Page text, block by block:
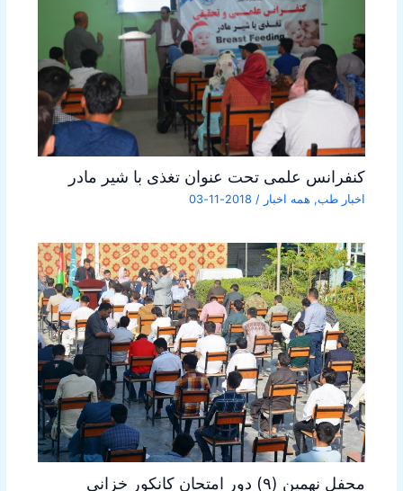
کنفرانس علمی تحت عنوان تغذی با شیر مادر
اخبار طب, همه اخبار /
2018-11-03
محفل نهمین (۹) دور امتحان کانکور خزانی